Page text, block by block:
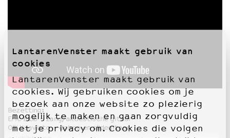
LantarenVenster maakt gebruik van
cookies
LantarenVenster maakt gebruik van
cookies. Wij gebruiken cookies om je
bezoek aan onze website zo plezierig
mogelijk te maken en gaan zorgvuldig
met je privacy om. Cookies die volgen
Bezetting:
Eric Bibb - zang, akoestische gitaar
Olli Haavisto - dobro en slidegitaar